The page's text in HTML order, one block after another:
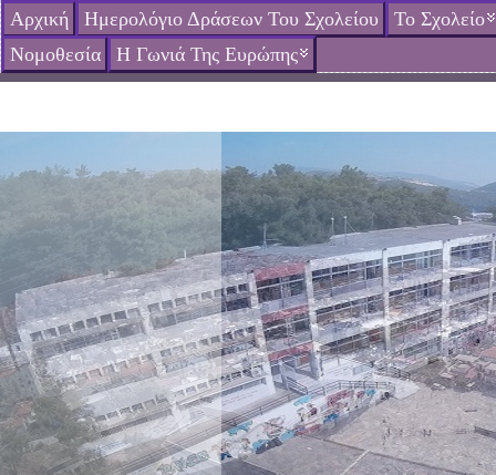
Αρχική Ημερολόγιο Δράσεων Του Σχολείου
Το Σχολείο
Νομοθεσία
Η Γωνιά Της Ευρώπης